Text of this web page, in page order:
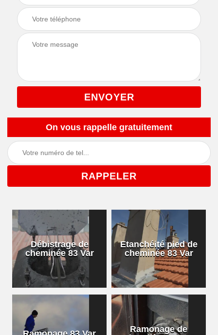
On vous rappelle gratuitement
Débistrage de
cheminée 83 Var
Etanchéité pied de
cheminée 83 Var
Ramonage de